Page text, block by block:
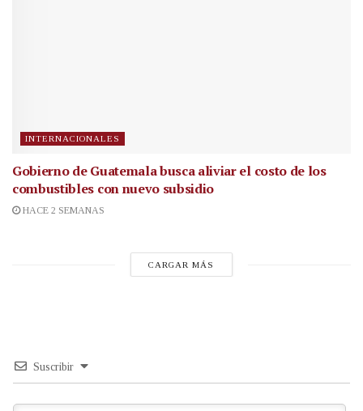
INTERNACIONALES
Gobierno de Guatemala busca aliviar el costo de los
combustibles con nuevo subsidio
HACE 2 SEMANAS
CARGAR MÁS
Suscribir